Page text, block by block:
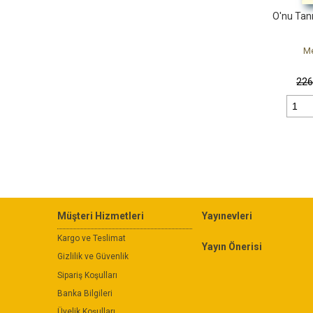
O'nu
226
Müşteri Hizmetleri
Kargo ve Teslimat
Gizlilik ve Güvenlik
Sipariş Koşulları
Banka Bilgileri
Yayınevleri
Yayın Önerisi